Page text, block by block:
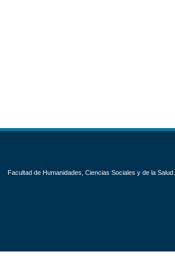
Facultad de Humanidades, Ciencias Sociales y de la Salud.